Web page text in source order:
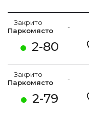
2-80
Закрито
Паркомясто
-
2-79
Закрито
Паркомясто
-